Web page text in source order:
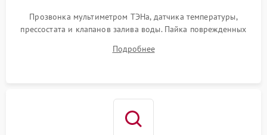
Прозвонка мультиметром ТЭНа, датчика температуры,
прессостата и клапанов залива воды. Пайка поврежденных
Восстановление целостности проводки и контактов.
Подробнее